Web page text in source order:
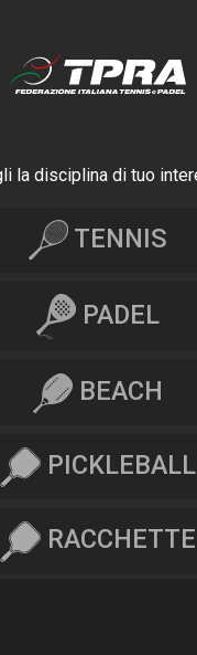
la disciplina di tuo
TENNIS
PADEL
BEACH
PICKLEBALL
RACCHETTE